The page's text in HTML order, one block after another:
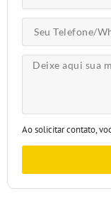
Ao solicitar contato,